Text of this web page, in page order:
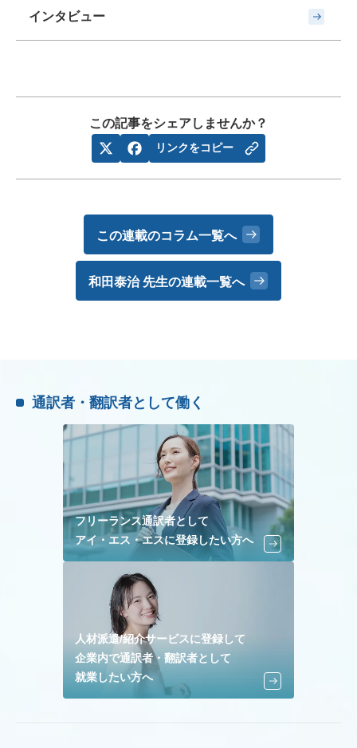
インタビュー
この記事をシェアしませんか？
リンクをコピー
この連載のコラム一覧へ
和田泰治 先生の連載一覧へ
通訳者・翻訳者として働く
フリーランス通訳者として
アイ・エス・エスに登録したい方へ
人材派遣/紹介サービスに登録して
企業内で通訳者・翻訳者として
就業したい方へ